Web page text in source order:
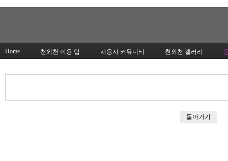
Home 천외천 이용 팁 사용자 커뮤니티 천외천 갤러리
돌아가기